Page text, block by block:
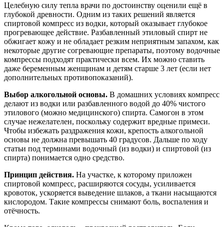
Целебную силу тепла врачи по достоинству оценили ещё в
глубокой древности. Одним из таких решений является
спиртовой компресс из водки, который оказывает глубокое
прогревающее действие. Разбавленный этиловый спирт не
обжигает кожу и не обладает резким неприятным запахом, как
некоторые другие согревающие препараты, поэтому водочные
компрессы подходят практически всем. Их можно ставить
даже беременным женщинам и детям старше 3 лет (если нет
дополнительных противопоказаний).
Выбор алкогольной основы. В домашних условиях компресс
делают из водки или разбавленного водой до 40% чистого
этилового (можно медицинского) спирта. Самогон в этом
случае нежелателен, поскольку содержит вредные примеси.
Чтобы избежать раздражения кожи, крепость алкогольной
основы не должна превышать 40 градусов. Дальше по ходу
статьи под терминами водочный (из водки) и спиртовой (из
спирта) понимается одно средство.
Принцип действия. На участке, к которому приложен
спиртовой компресс, расширяются сосуды, усиливается
кровоток, ускоряется выведение шлаков, а ткани насыщаются
кислородом. Такие компрессы снимают боль, воспаления и
отёчность.